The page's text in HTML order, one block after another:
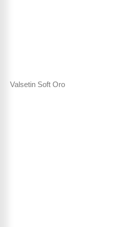
Valsetin Soft Oro